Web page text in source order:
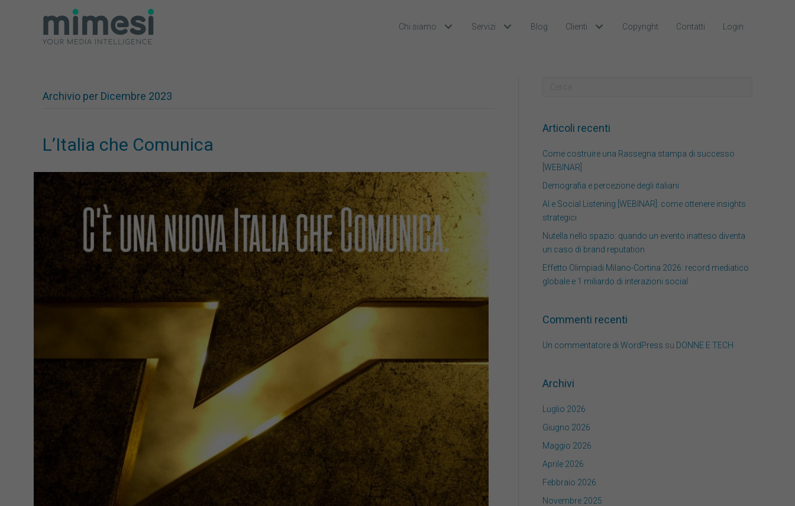
Chi siamo Servizi Blog Clienti Copyright Contatti Login
Archivio per Dicembre 2023
L’Italia che Comunica
Articoli recenti
Come costruire una Rassegna stampa di successo
[WEBINAR]
Demografia e percezione degli italiani
AI e Social Listening [WEBINAR]: come ottenere insights
strategici
Nutella nello spazio: quando un evento inatteso diventa
un caso di brand reputation
Effetto Olimpiadi Milano-Cortina 2026: record mediatico
globale e 1 miliardo di interazioni social
Commenti recenti
Un commentatore di WordPress su DONNE E TECH
Archivi
Luglio 2026
Giugno 2026
Maggio 2026
Aprile 2026
Febbraio 2026
Novembre 2025